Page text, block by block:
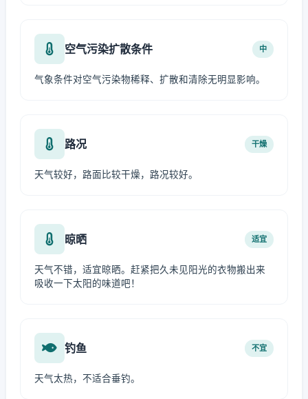
空气污染扩散条件 中
气象条件对空气污染物稀释、扩散和清除无明显影响。
路况 干燥
天气较好，路面比较干燥，路况较好。
晾晒 适宜
天气不错，适宜晾晒。赶紧把久未见阳光的衣物搬出来
吸收一下太阳的味道吧！
钓鱼 不宜
天气太热，不适合垂钓。